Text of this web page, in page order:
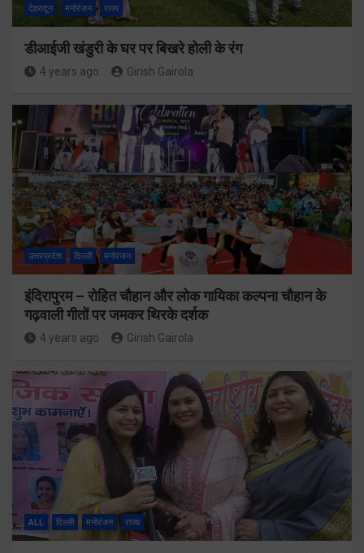
देहरादून मनोरंजन राज्य
डीआईजी खंडुरी के घर पर बिखरे होली के रंग
4 years ago Girish Gairola
उत्तरप्रदेश दिल्ली मनोरंजन
इंदिरापुरम – रोहित चौहान और लोक गायिका कल्पना चौहान के
गढ़वाली गीतों पर जमकर थिरके दर्शक
4 years ago Girish Gairola
ALL दिल्ली मनोरंजन राज्य